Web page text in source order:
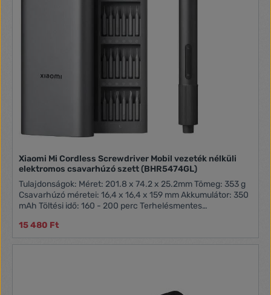
Xiaomi Mi Cordless Screwdriver Mobil vezeték nélküli
elektromos csavarhúzó szett (BHR5474GL)
Tulajdonságok: Méret: 201.8 x 74.2 x 25.2mm Tömeg: 353 g
Csavarhúzó méretei: 16,4 x 16,4 x 159 mm Akkumulátor: 350
mAh Töltési idő: 160 - 200 perc Terhelésmentes
15 480 Ft